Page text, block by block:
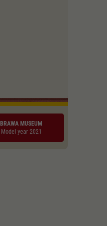
BRAWA MUSEUM
Model year 2021